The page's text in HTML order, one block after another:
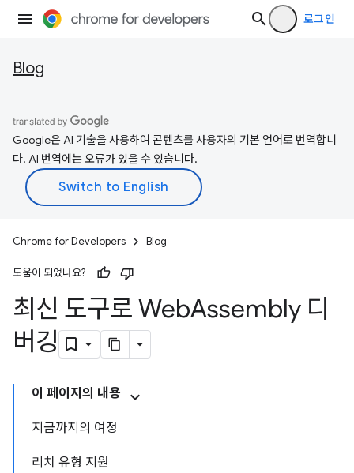
로그인
Blog
Google은 AI 기술을 사용하여 콘텐츠를 사용자의 기본 언어로 번역합니
다. AI 번역에는 오류가 있을 수 있습니다.
Chrome for Developers Blog
도움이 되었나요?
최신 도구로 WebAssembly 디
버깅
이 페이지의 내용
지금까지의 여정
리치 유형 지원